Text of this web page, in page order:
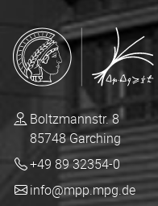
Boltzmannstr. 8
85748 Garching
+49 89 32354-0
info@mpp.mpg.de